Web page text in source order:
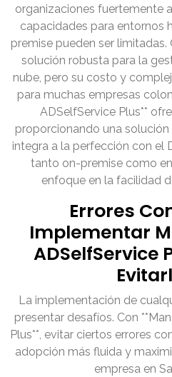
organizaciones fuertemente
capacidades para entornos
premise pueden ser
solución robusta para la
nube, pero su costo y
para muchas empresas
ADSelfService Plus**
proporcionando una
integra a la perfección con el
tanto on-premise como
enfoque en la facilidad
Errores
Implementar
ADSelfService
La implementación de
presentar desafíos. Con
Plus**, evitar ciertos errores
adopción más fluida y
empresa en